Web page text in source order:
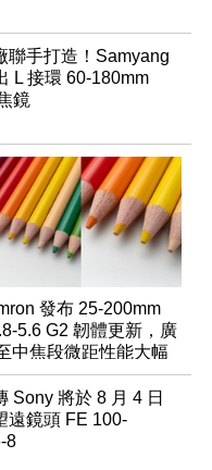
聯手打造！Samyang
L 接環 60-180mm
鏡
發布 25-200mm
5.6 G2 韌體更新，廣
中焦段微距性能大幅
Sony 將於 8 月 4 日
遠鏡頭 FE 100-
8